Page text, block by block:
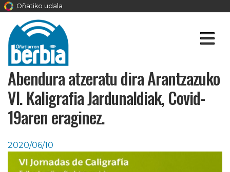
Oñatiko udala
Abendura atzeratu dira Arantzazuko
VI. Kaligrafia Jardunaldiak, Covid-
19aren eraginez.
2020/06/10